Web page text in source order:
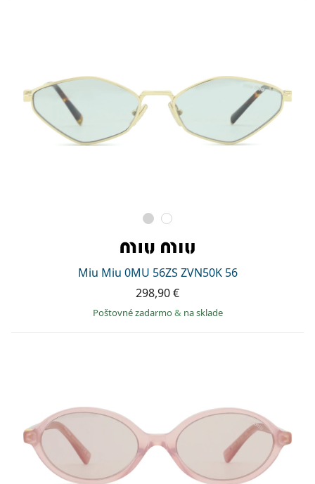
Miu Miu 0MU 56ZS ZVN50K 56
298,90 €
Poštovné zadarmo& na sklade